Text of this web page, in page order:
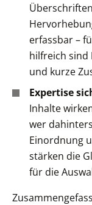
erfassbar –
hilfreich sind
und kurze
Expertise
Inhalte
wer
Einordnung
stärken die
für die